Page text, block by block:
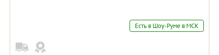
Есть в Шоу-Руме в МСК